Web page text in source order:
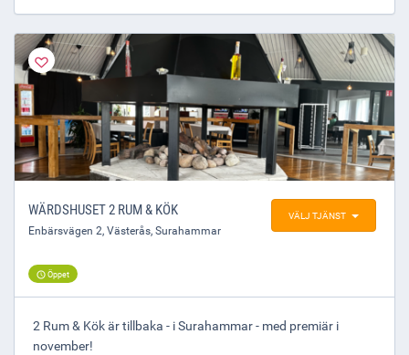
På kvällstid har vi öppet för beställningar.
Varmt välkommen till vår restaurang på entréplan, och
passa även på att kika på vår eminenta festvåning i
Rikssalen för upp till 200 personer.
---
VÄLJ TJÄNST
WÄRDSHUSET 2 RUM & KÖK
Enbärsvägen 2, Västerås, Surahammar
Öppet
2 Rum & Kök är tillbaka - i Surahammar - med premiär i
november!